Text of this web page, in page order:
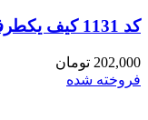
کد 1131 کیف یکطرفه زنانه طرح شنل
202,000 تومان
فروخته شده